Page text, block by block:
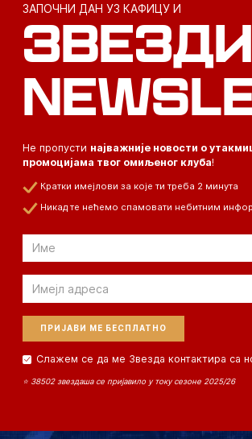
ЗАПОЧНИ ДАН УЗ КАФИЦУ И
Не пропусти најважније новости о
промоцијама твог омиљеног клуба!
Кратки имејлови за које ти треба 2 минута
Никад те нећемо спамовати небитним
Email
Email
Слажем се да ме Звезда контактира са
⭐ 38502 звездаша се пријавило у току сезоне 2025/26